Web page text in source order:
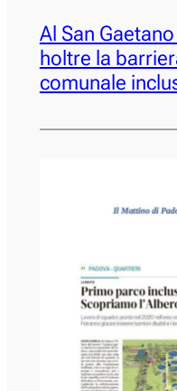
Al San
holtre la
comunale